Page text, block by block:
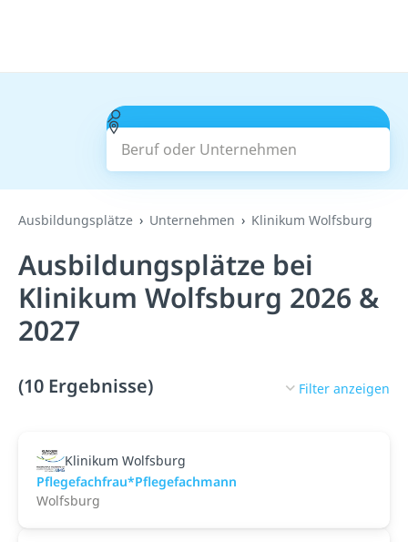
Beruf oder Unternehmen
Suchen
Ausbildungsplätze Unternehmen Klinikum Wolfsburg
Ausbildungsplätze bei
Klinikum Wolfsburg 2026 &
2027
(10 Ergebnisse) Filter anzeigen
Klinikum Wolfsburg
Pflegefachfrau*Pflegefachmann
Wolfsburg